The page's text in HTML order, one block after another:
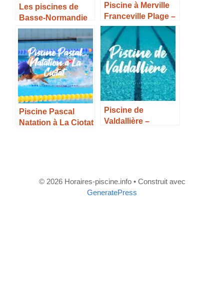
Les piscines de
Basse-Normandie
Piscine à Merville
Franceville Plage –
Horaires, Tarifs et
Infos –
Piscine Pascal
Natation à La Ciotat
Piscine de
Valdallière –
© 2026 Horaires-piscine.info• Construit avec
GeneratePress